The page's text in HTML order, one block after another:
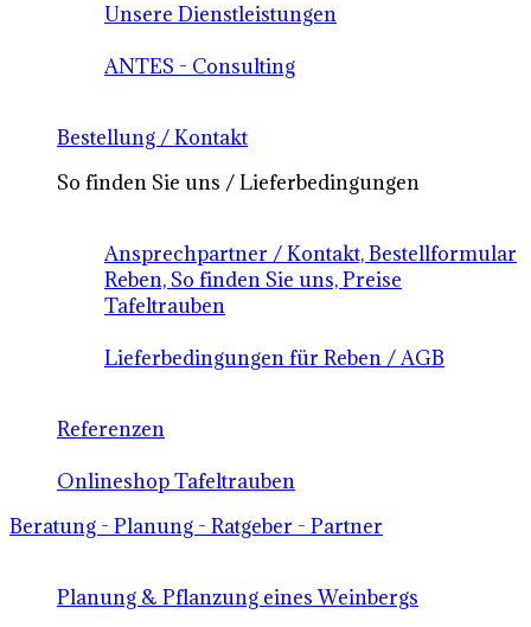
Unsere Dienstleistungen
ANTES - Consulting
Bestellung / Kontakt
So finden Sie uns / Lieferbedingungen
Ansprechpartner / Kontakt, Bestellformular
Reben, So finden Sie uns, Preise
Tafeltrauben
Lieferbedingungen für Reben / AGB
Referenzen
Onlineshop Tafeltrauben
Beratung - Planung - Ratgeber - Partner
Planung & Pflanzung eines Weinbergs